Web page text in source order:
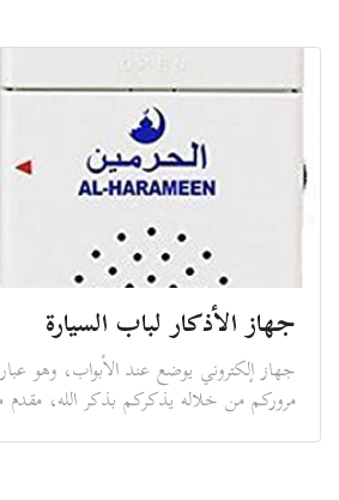
جهاز الأذكار لباب السيارة
جهاز إلكتروني يوضع عند الأبواب، وهو
مروركم من خلاله يذكركم بذكر الله،